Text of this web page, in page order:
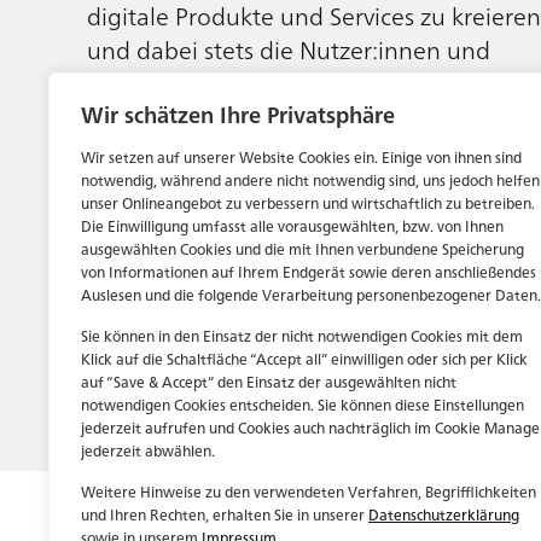
Wir schätzen Ihre Privatsphäre
Wir setzen auf unserer Website Cookies ein. Einige von ihnen sind
notwendig, während andere nicht notwendig sind, uns jedoch helfen
unser Onlineangebot zu verbessern und wirtschaftlich zu betreiben.
Die Einwilligung umfasst alle vorausgewählten, bzw. von Ihnen
ausgewählten Cookies und die mit Ihnen verbundene Speicherung
von Informationen auf Ihrem Endgerät sowie deren anschließendes
Auslesen und die folgende Verarbeitung personenbezogener Daten.
Sie können in den Einsatz der nicht notwendigen Cookies mit dem
Klick auf die Schaltfläche “Accept all” einwilligen oder sich per Klick
auf “Save & Accept” den Einsatz der ausgewählten nicht
notwendigen Cookies entscheiden. Sie können diese Einstellungen
jederzeit aufrufen und Cookies auch nachträglich im Cookie
jederzeit abwählen.
Weitere Hinweise zu den verwendeten Verfahren, Begrifflichkeiten
und Ihren Rechten, erhalten Sie in unsererDatenschutzerklärung
digitale Produkte und Services zu kreieren
und dabei stets die Nutzer:innen und
unsere Kund:innen im Auge behalten.
Jetzt bewerben